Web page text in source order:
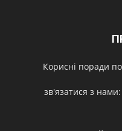
Корисні поради
зв'язатися з нами: